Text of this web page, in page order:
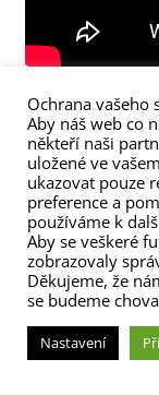
(C) Zita
Ochrana
Aby náš web co
někteří naši
uložené ve
ukazovat pouze
preference a
používáme k
Aby se veškeré
zobrazovaly
Děkujeme, že
se budeme
Nastavení